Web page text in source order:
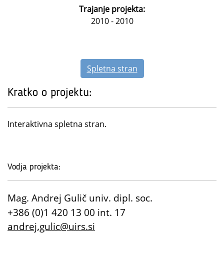
Trajanje projekta:
2010 - 2010
Spletna stran
Kratko o projektu:
Interaktivna spletna stran.
Vodja projekta:
Mag. Andrej Gulič univ. dipl. soc.
+386 (0)1 420 13 00 int. 17
andrej.gulic@uirs.si